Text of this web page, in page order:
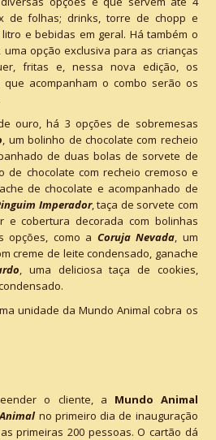
de folhas; drinks, torre de chopp e
e bebidas em geral. Há também o
uma opção exclusiva para as crianças
fritas e, nessa nova edição, os
que acompanham o combo serão os
ouro, há 3 opções de sobremesas
, um bolinho de chocolate com recheio
de duas bolas de sorvete de
de chocolate com recheio cremoso e
de chocolate e acompanhado de
Imperador, taça de sorvete com
e cobertura decorada com bolinhas
opções, como a Coruja Nevada, um
creme de leite condensado, ganache
, uma deliciosa taça de cookies,
unidade da Mundo Animal cobra os
o cliente, a Mundo Animal
no primeiro dia de inauguração
primeiras 200 pessoas. O cartão dá